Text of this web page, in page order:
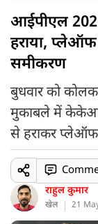
आईपीएल
हराया,
समीकरण
बुधवार को
मुकाबले में
से हराकर प्लेऑफ
राहुल कुमार
खेल 21